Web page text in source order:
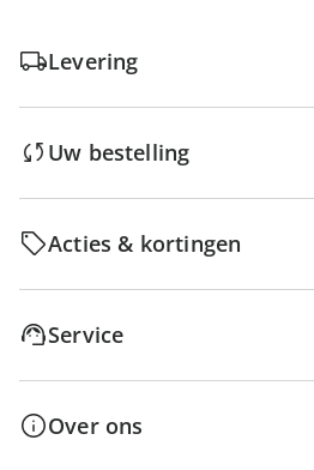
Levering
Uw bestelling
Acties & kortingen
Service
Over ons